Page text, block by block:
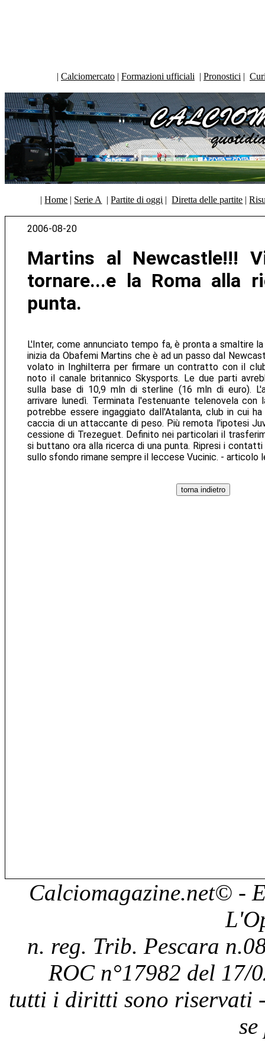
| Calciomercato | Formazioni ufficiali | Pronostici |
|Home | Serie A |Partite di oggi |Diretta delle partite |
2006-08-20
Martins al Newcastle!!!
tornare...e la Roma alla
punta.
L'Inter, come annunciato tempo fa, è pronta a smaltire
inizia da Obafemi Martins che è ad un passo dal
volato in Inghilterra per firmare un contratto con il
noto il canale britannico Skysports. Le due parti
sulla base di 10,9 mln di sterline (16 mln di euro).
arrivare lunedì. Terminata l'estenuante telenovela con
potrebbe essere ingaggiato dall'Atalanta, club in cui
caccia di un attaccante di peso. Più remota l'ipotesi
cessione di Trezeguet. Definito nei particolari il
si buttano ora alla ricerca di una punta. Ripresi i
sullo sfondo rimane sempre il leccese Vucinic. -
Calciomagazine.net© -
n. reg. Trib. Pescara
ROC n°17982 del 17/
tutti i diritti sono riservati